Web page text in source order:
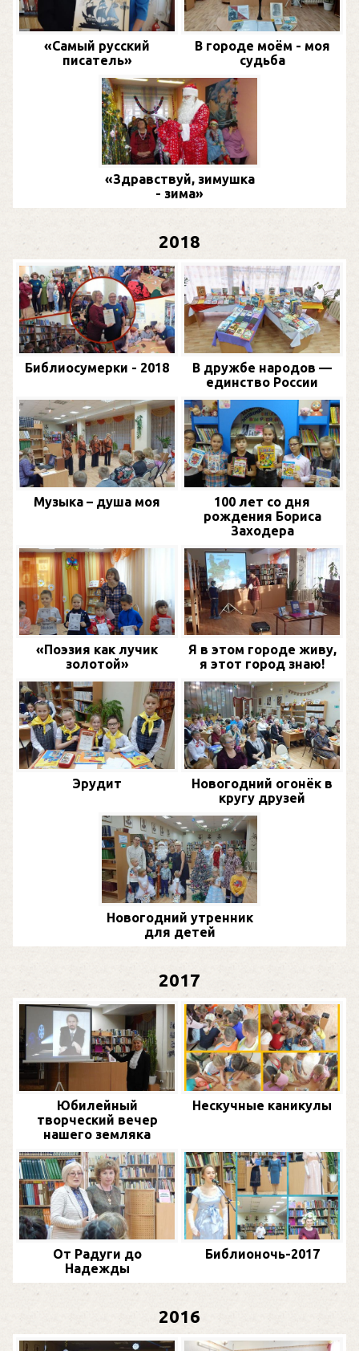
«Самый русский
писатель»
В городе моём - моя
судьба
«Здравствуй, зимушка
- зима»
2018
Библиосумерки - 2018
В дружбе народов —
единство России
Музыка – душа моя
100 лет со дня
рождения Бориса
Заходера
«Поэзия как лучик
золотой»
Я в этом городе живу,
я этот город знаю!
Эрудит
Новогодний огонёк в
кругу друзей
Новогодний утренник
для детей
2017
Юбилейный
творческий вечер
нашего земляка
Нескучные каникулы
От Радуги до
Надежды
Библионочь-2017
2016